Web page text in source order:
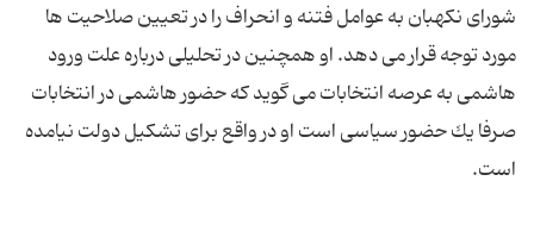
شورای نکهبان به عوامل فتنه و انحراف را در تعیین صلاحیت ها
مورد توجه قرار می دهد. او همچنین در تحلیلی درباره علت ورود
هاشمی به عرصه انتخابات می گوید که حضور هاشمی در انتخابات
صرفا یك حضور سیاسی است او در واقع برای تشکیل دولت نیامده